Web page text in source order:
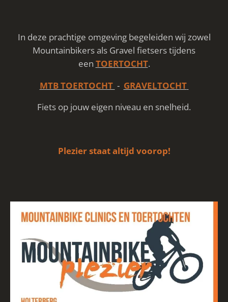
In deze prachtige omgeving begeleiden wij zowel
Mountainbikers als Gravel fietsers tijdens
een TOERTOCHT.
MTB TOERTOCHT - GRAVELTOCHT
Fiets op jouw eigen niveau en snelheid.
Plezier staat altijd voorop!